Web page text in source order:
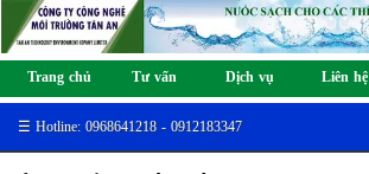
Trang chủ Tư vấn Dịch vụ Liên hệ
☰ Hotline: 0968641218 - 0912183347